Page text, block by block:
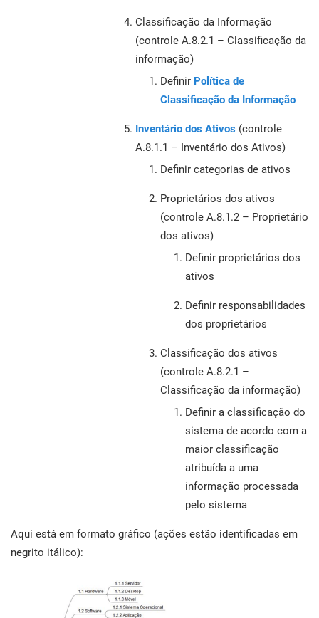
Classificação da Informação
(controle A.8.2.1 – Classificação da
informação)
Definir Política de
Classificação da Informação
Inventário dos Ativos (controle
A.8.1.1 – Inventário dos Ativos)
Definir categorias de ativos
Proprietários dos ativos
(controle A.8.1.2 – Proprietário
dos ativos)
Definir proprietários dos
ativos
Definir responsabilidades
dos proprietários
Classificação dos ativos
(controle A.8.2.1 –
Classificação da informação)
Definir a classificação do
sistema de acordo com a
maior classificação
atribuída a uma
informação processada
pelo sistema
Aqui está em formato gráfico (ações estão identificadas em
negrito itálico):